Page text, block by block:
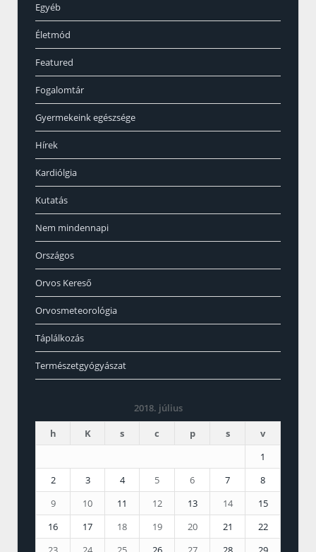
Egyéb
Életmód
Featured
Fogalomtár
Gyermekeink egészsége
Hírek
Kardiólgia
Kutatás
Nem mindennapi
Országos
Orvos Kereső
Orvosmeteorológia
Táplálkozás
Természetgyógyászat
2018. július
h
K s c p s
v
1
2
3 4 5 6 7
8
9
10 11 12 13 14
15
16
17 18 19 20 21
22